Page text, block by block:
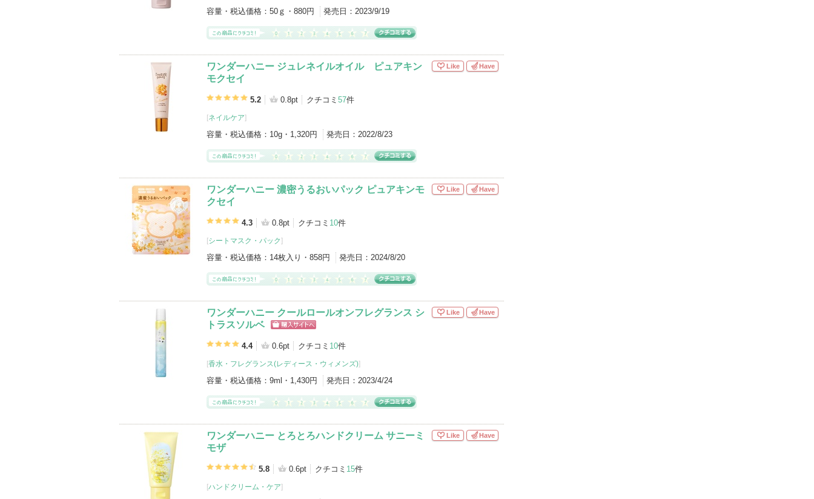
容量・税込価格： 50ｇ・880円 発売日： 2023/9/19
ワンダーハニー ジュレネイルオイル ピュアキン
モクセイ
5.2 0.8pt クチコミ 57件
[ネイルケア]
容量・税込価格： 10g・1,320円 発売日： 2022/8/23
Like Have
ワンダーハニー 濃密うるおいパック ピュアキンモ
クセイ
4.3 0.8pt クチコミ 10件
[シートマスク・パック]
容量・税込価格： 14枚入り・858円 発売日： 2024/8/20
Like Have
ワンダーハニー クールロールオンフレグランス シ
トラスソルベ
グサイトへ
4.4 0.6pt クチコミ 10件
[香水・フレグランス(レディース・ウィメンズ)]
容量・税込価格： 9ml・1,430円 発売日： 2023/4/24
Like Have
ワンダーハニー とろとろハンドクリーム サニーミ
モザ
5.8 0.6pt クチコミ 15件
[ハンドクリーム・ケア]
Like Have